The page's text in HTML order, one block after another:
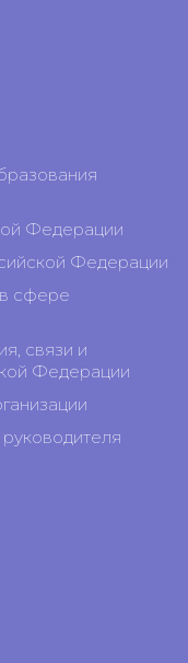
Федерации
Федерации
сфере
связи и
Федерации